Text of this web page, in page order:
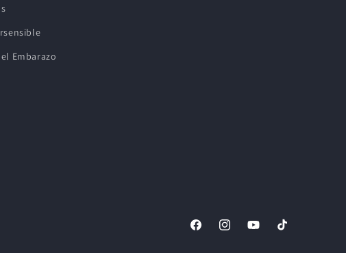
Embarazo
FacebookInstagramYouTubeTikTok